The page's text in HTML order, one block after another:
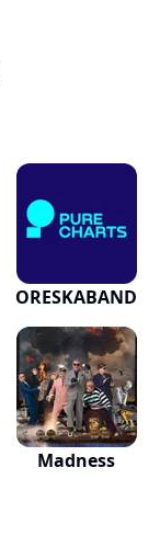
ORESKABAND
Madness